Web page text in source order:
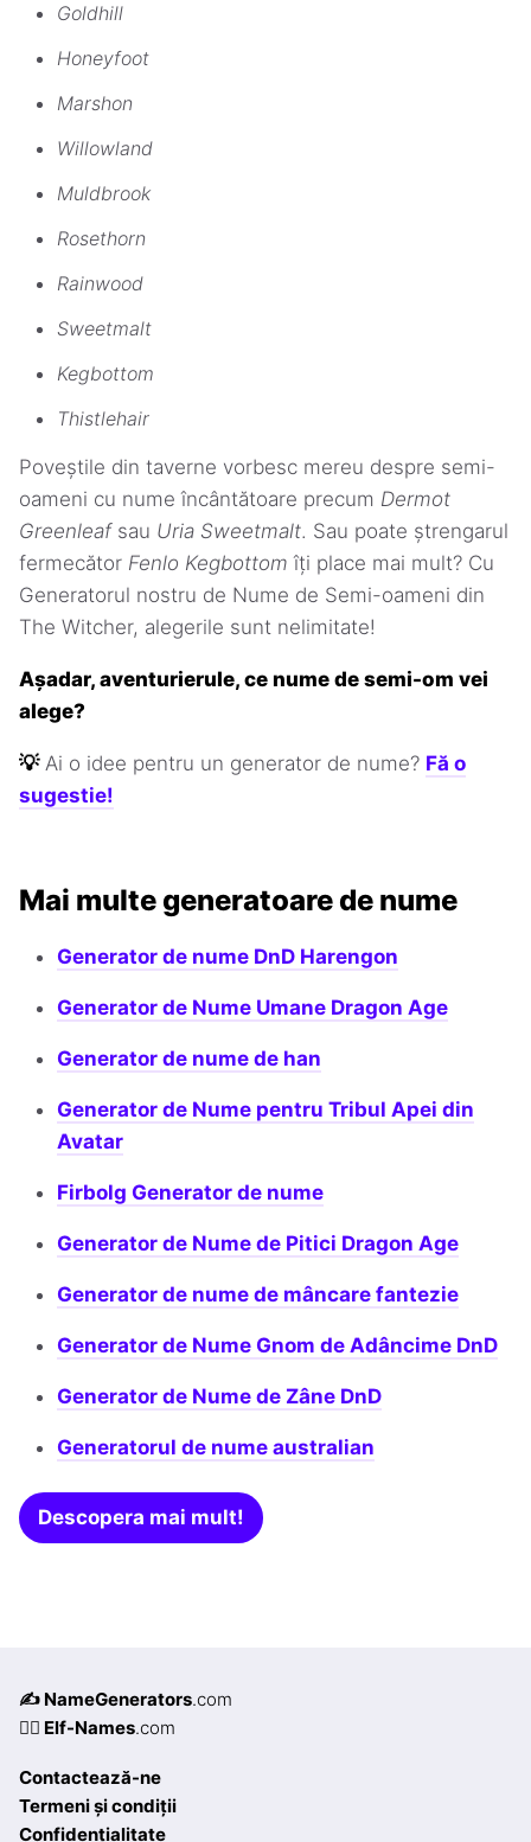
Goldhill
Honeyfoot
Marshon
Willowland
Muldbrook
Rosethorn
Rainwood
Sweetmalt
Kegbottom
Thistlehair
Poveștile din taverne vorbesc mereu despre semi-
oameni cu nume încântătoare precum Dermot
Greenleafsau Uria Sweetmalt. Sau poate ștrengarul
fermecător Fenlo Kegbottom îți place mai mult? Cu
Generatorul nostru de Nume de Semi-oameni din
The Witcher, alegerile sunt nelimitate!
Așadar, aventurierule, ce nume de semi-om vei
alege?
💡 Ai o idee pentru un generator de nume? Fă o
sugestie!
Mai multe generatoare de nume
Generator de nume DnD Harengon
Generator de Nume Umane Dragon Age
Generator de nume de han
Generator de Nume pentru Tribul Apei din
Avatar
Firbolg Generator de nume
Generator de Nume de Pitici Dragon Age
Generator de nume de mâncare fantezie
Generator de Nume Gnom de Adâncime DnD
Generator de Nume de Zâne DnD
Generatorul de nume australian
Descopera mai mult!
✍️ NameGenerators.com
🧝‍♀️ Elf-Names.com
Contactează-ne
Termeni și condiții
Confidențialitate